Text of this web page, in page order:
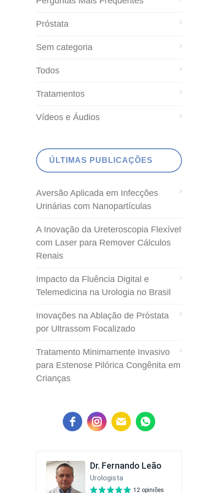
Próstata
Sem categoria
Todos
Tratamentos
Vídeos e Áudios
ÚLTIMAS PUBLICAÇÕES
Aversão Aplicada em Infecções
Urinárias com Nanopartículas
A Inovação da Ureteroscopia Flexível
com Laser para Remover Cálculos
Renais
Impacto da Fluência Digital e
Telemedicina na Urologia no Brasil
Inovações na Ablação de Próstata
por Ultrassom Focalizado
Tratamento Minimamente Invasivo
para Estenose Pilórica Congênita em
Crianças